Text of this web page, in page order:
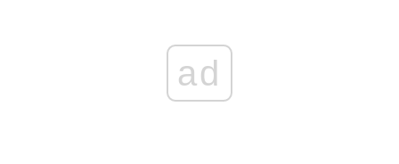
ad